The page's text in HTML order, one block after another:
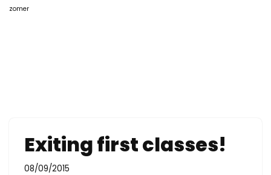
zomer
Exiting first classes!
08/09/2015